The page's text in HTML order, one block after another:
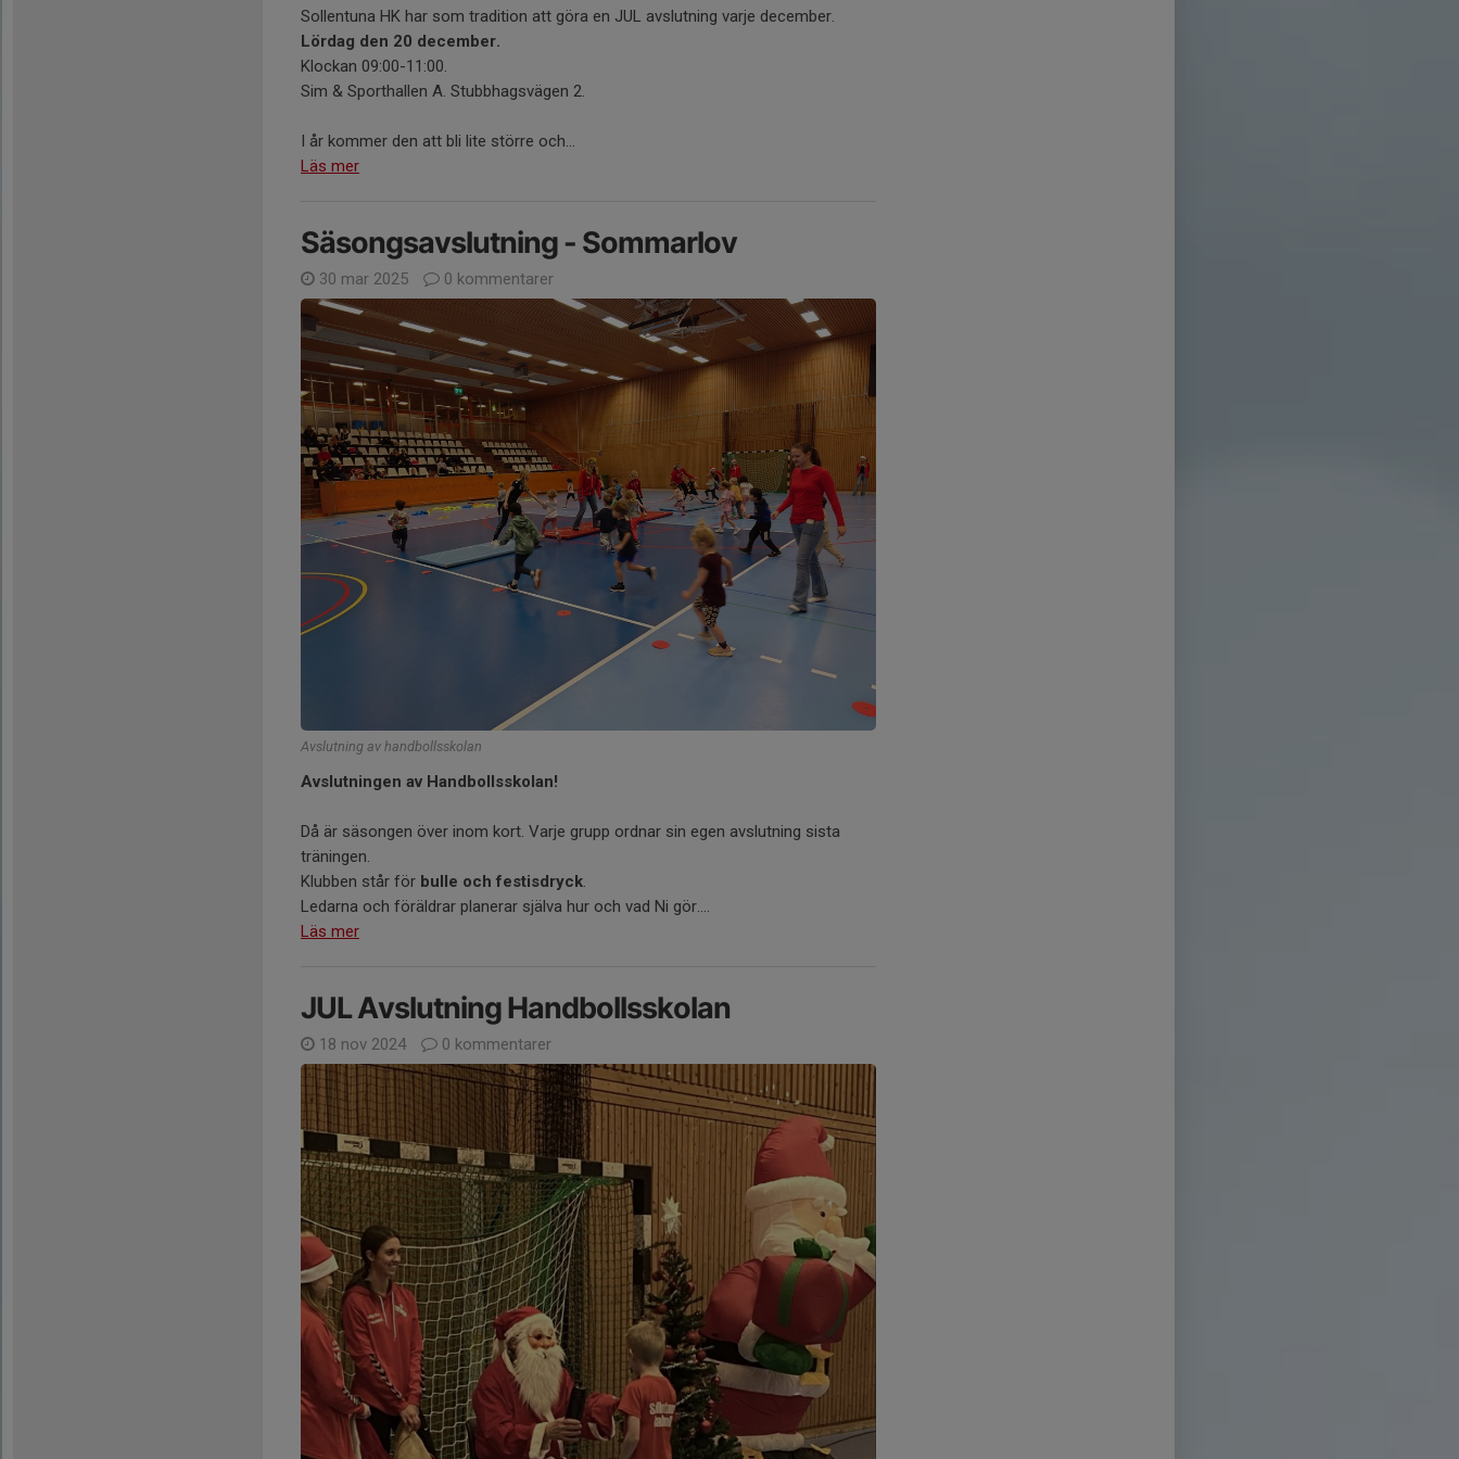
Sollentuna HK har som tradition att göra en JUL avslutning varje december.
Lördag den 20 december.
Klockan 09:00-11:00.
Sim & Sporthallen A. Stubbhagsvägen 2.
I år kommer den att bli lite större och...
Läs mer
Säsongsavslutning - Sommarlov
30 mar 2025 0 kommentarer
Avslutning av handbollsskolan
Avslutningen av Handbollsskolan!
Då är säsongen över inom kort. Varje grupp ordnar sin egen avslutning sista
träningen.
Klubben står för bulle och festisdryck.
Ledarna och föräldrar planerar själva hur och vad Ni gör....
Läs mer
JUL Avslutning Handbollsskolan
18 nov 2024 0 kommentarer